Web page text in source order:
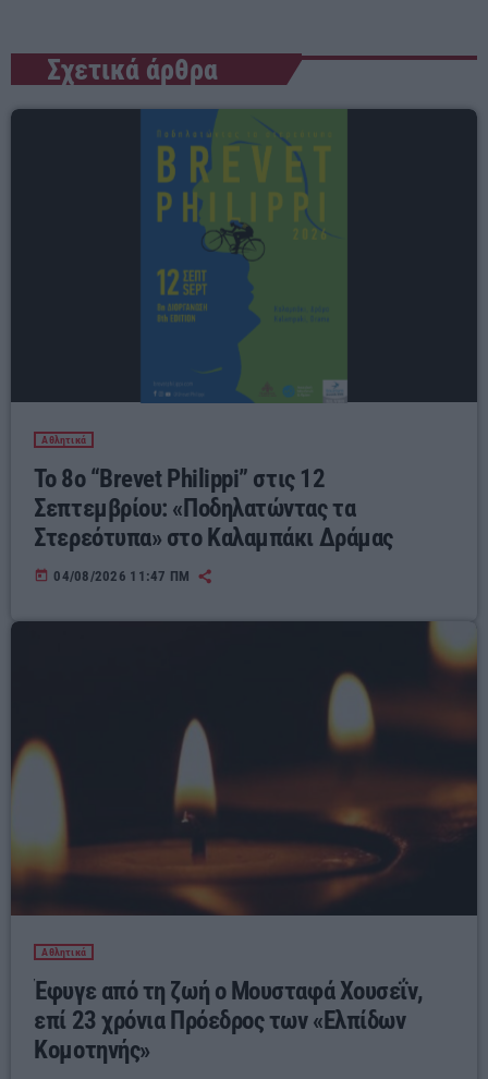
Σχετικά άρθρα
Αθλητικά
Το 8ο “Brevet Philippi” στις 12
Σεπτεμβρίου: «Ποδηλατώντας τα
Στερεότυπα» στο Καλαμπάκι Δράμας
today 04/08/2026 11:47 ΠΜ
Αθλητικά
Έφυγε από τη ζωή ο Μουσταφά Χουσεΐν,
επί 23 χρόνια Πρόεδρος των «Ελπίδων
Κομοτηνής»